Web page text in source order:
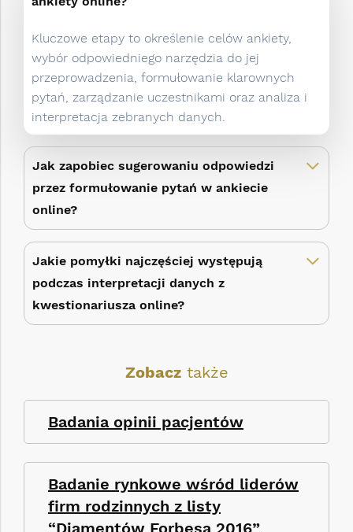
Kluczowe etapy to określenie celów ankiety,
wybór odpowiedniego narzędzia do jej
przeprowadzenia, formułowanie klarownych
pytań, zarządzanie uczestnikami oraz analiza i
interpretacja zebranych danych.
Jak zapobiec sugerowaniu odpowiedzi
przez formułowanie pytań w ankiecie
online?
Jakie pomyłki najczęściej występują
podczas interpretacji danych z
kwestionariusza online?
Zobacztakże
Badania opinii pacjentów
Badanie rynkowe wśród liderów
firm rodzinnych z listy
“Diamentów Forbesa 2016”